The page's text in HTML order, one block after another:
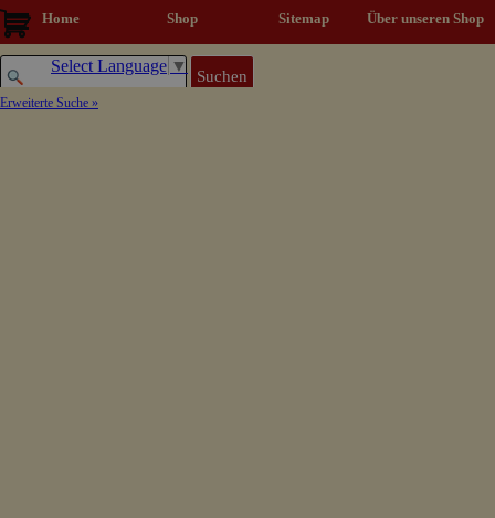
Direkt zum Seiteninhalt
Home Shop ▼
Sitemap Über unseren Shop
Select Language ▼
Suchen
Erweiterte Suche »